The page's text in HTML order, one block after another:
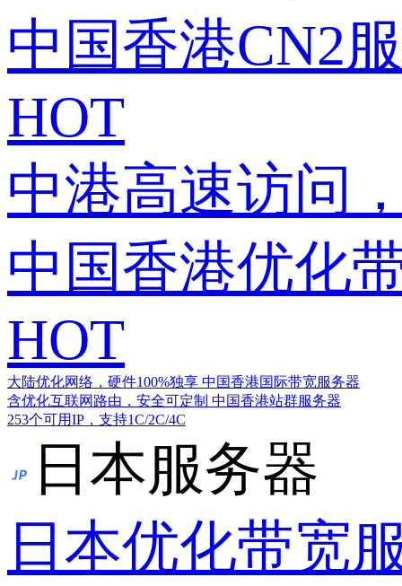
中国香港CN2
HOT
中港高速访问
中国香港优化
HOT
大陆优化网络，硬件100%独享 中国香港国际带宽服务器
含优化互联网路由，安全可定制 中国香港站群服务器
253个可用IP，支持1C/2C/4C
日本服务器
日本优化带宽